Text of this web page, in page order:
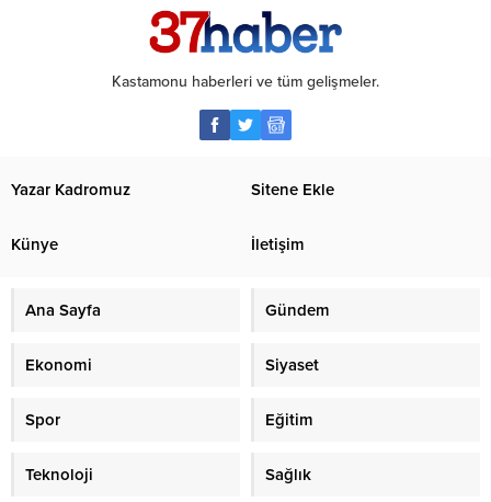
Kastamonu haberleri ve tüm gelişmeler.
Yazar Kadromuz Sitene Ekle
Künye İletişim
Ana Sayfa Gündem
Ekonomi Siyaset
Spor Eğitim
Teknoloji Sağlık